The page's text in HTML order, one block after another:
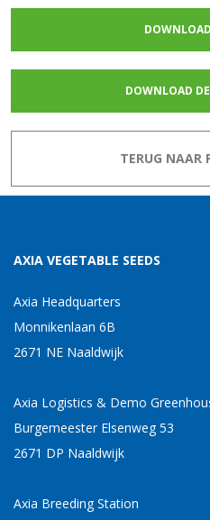
DOWNLOAD
TERUG NAAR
AXIA VEGETABLE SEEDS
Axia Headquarters
Monnikenlaan 6B
2671 NE Naaldwijk
Axia Logistics & Demo
Burgemeester Elsenweg 53
2671 DP Naaldwijk
Axia Breeding Station